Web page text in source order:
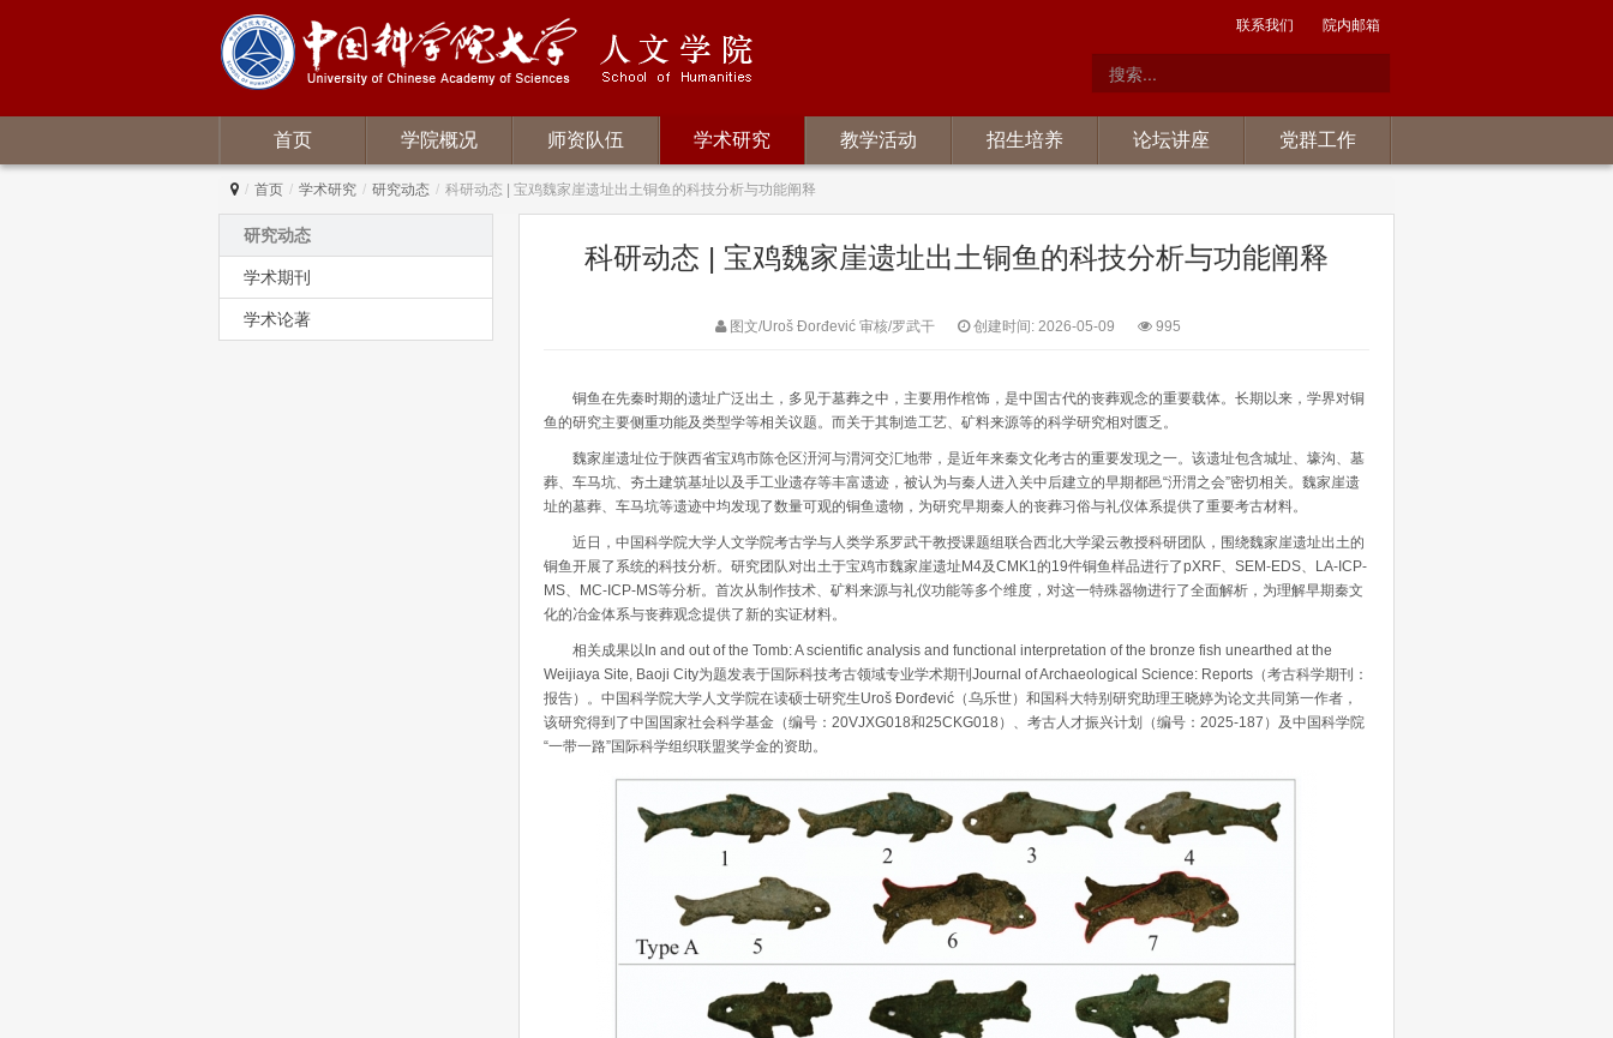
联系我们 院内邮箱
首页 学院概况 师资队伍 学术研究 教学活动 招生培养 论坛讲座 党群工作
/ 首页 / 学术研究 / 研究动态 / 科研动态 | 宝鸡魏家崖遗址出土铜鱼的科技分析与功能阐释
研究动态
学术期刊
学术论著
科研动态 | 宝鸡魏家崖遗址出土铜鱼的科技分析与功能阐释
图文/Uroš Đorđević 审核/罗武干 创建时间: 2026-05-09 995
铜鱼在先秦时期的遗址广泛出土，多见于墓葬之中，主要用作棺饰，是中国古代的丧葬观念的重要载体。长期以来，学界对铜
鱼的研究主要侧重功能及类型学等相关议题。而关于其制造工艺、矿料来源等的科学研究相对匮乏。
魏家崖遗址位于陕西省宝鸡市陈仓区汧河与渭河交汇地带，是近年来秦文化考古的重要发现之一。该遗址包含城址、壕沟、墓
葬、车马坑、夯土建筑基址以及手工业遗存等丰富遗迹，被认为与秦人进入关中后建立的早期都邑“汧渭之会”密切相关。魏家崖遗
址的墓葬、车马坑等遗迹中均发现了数量可观的铜鱼遗物，为研究早期秦人的丧葬习俗与礼仪体系提供了重要考古材料。
近日，中国科学院大学人文学院考古学与人类学系罗武干教授课题组联合西北大学梁云教授科研团队，围绕魏家崖遗址出土的
铜鱼开展了系统的科技分析。研究团队对出土于宝鸡市魏家崖遗址M4及CMK1的19件铜鱼样品进行了pXRF、SEM-EDS、LA-ICP-
MS、MC-ICP-MS等分析。首次从制作技术、矿料来源与礼仪功能等多个维度，对这一特殊器物进行了全面解析，为理解早期秦文
化的冶金体系与丧葬观念提供了新的实证材料。
相关成果以In and out of the Tomb: A scientific analysis and functional interpretation of the bronze fish unearthed at the
Weijiaya Site, Baoji City为题发表于国际科技考古领域专业学术期刊Journal of Archaeological Science: Reports（考古科学期刊：
报告）。中国科学院大学人文学院在读硕士研究生Uroš Đorđević（乌乐世）和国科大特别研究助理王晓婷为论文共同第一作者，
该研究得到了中国国家社会科学基金（编号：20VJXG018和25CKG018）、考古人才振兴计划（编号：2025-187）及中国科学院
“一带一路”国际科学组织联盟奖学金的资助。